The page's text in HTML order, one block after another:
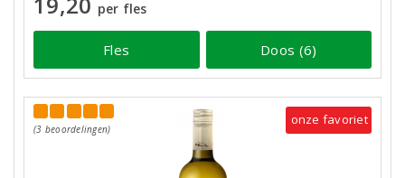
per fles
Fles Doos (6)
(3 beoordelingen)
onze favoriet